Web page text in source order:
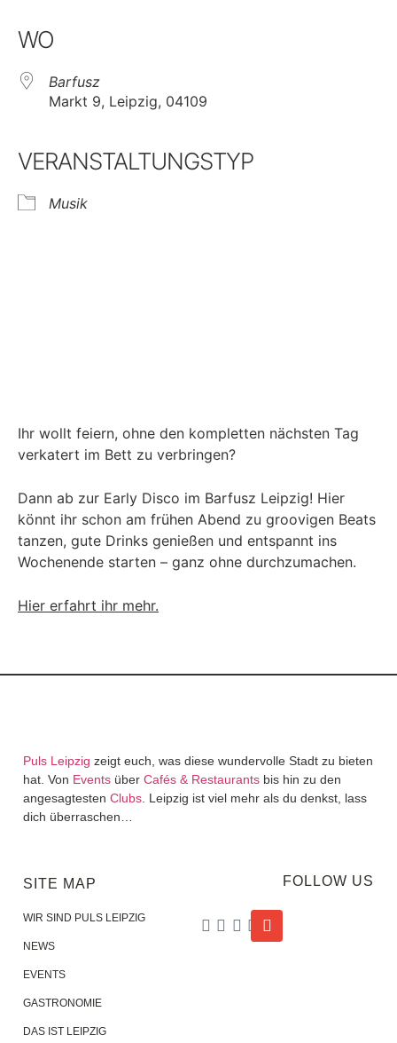
WO
Barfusz
Markt 9, Leipzig, 04109
VERANSTALTUNGSTYP
Musik
Ihr wollt feiern, ohne den kompletten nächsten Tag
verkatert im Bett zu verbringen?
Dann ab zur Early Disco im Barfusz Leipzig! Hier
könnt ihr schon am frühen Abend zu groovigen Beats
tanzen, gute Drinks genießen und entspannt ins
Wochenende starten – ganz ohne durchzumachen.
Hier erfahrt ihr mehr.
Puls Leipzig zeigt euch, was diese wundervolle Stadt zu bieten
hat. Von Events über Cafés & Restaurants bis hin zu den
angesagtesten Clubs . Leipzig ist viel mehr als du denkst, lass
dich überraschen…
SITE MAP
WIR SIND PULS LEIPZIG
NEWS
EVENTS
GASTRONOMIE
DAS IST LEIPZIG
FOLLOW US